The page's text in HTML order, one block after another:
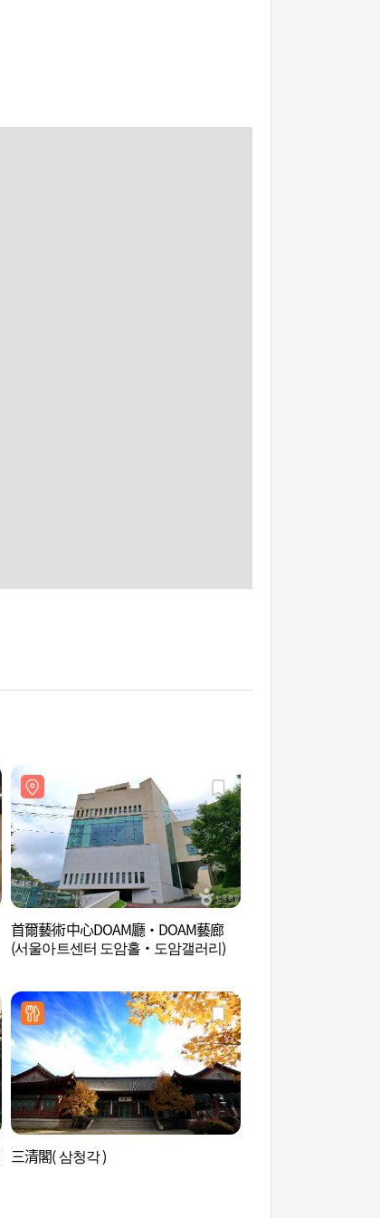
首爾藝術中心DOAM廳·DOAM藝廊
(서울아트센터 도암홀·도암갤러리)
三清閣( 삼청각 )